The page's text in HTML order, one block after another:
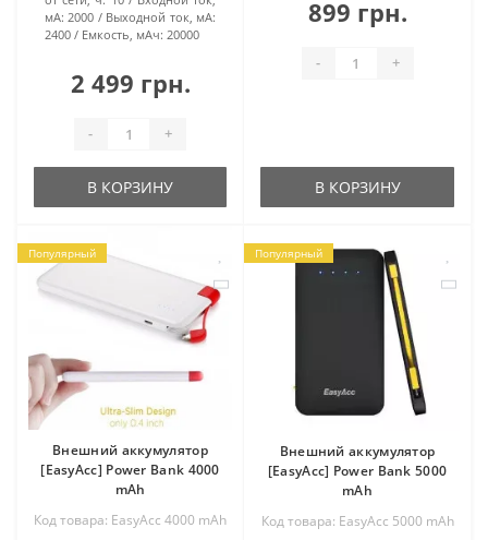
мА: 2000
Выходной ток, мА:
2400
Емкость, мАч: 20000
2 499 грн.
- +
В КОРЗИНУ
899 грн.
- +
В КОРЗИНУ
Популярный
Внешний аккумулятор
[EasyAcc] Power Bank 4000
mAh
Код товара: EasyAcc 4000 mAh
Популярный
Внешний аккумулятор
[EasyAcc] Power Bank 5000
mAh
Код товара: EasyAcc 5000 mAh